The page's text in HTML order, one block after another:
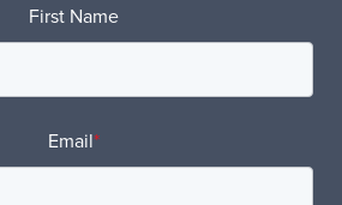
First Name
Email*